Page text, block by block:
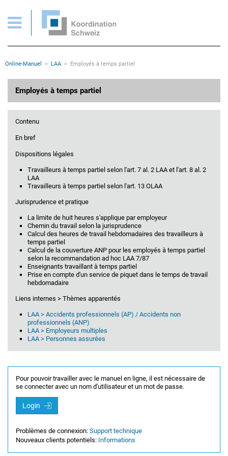
Pages importantes
Page d'accueil
Contenu
Plan du site
Rootline
Online-Manuel LAA Employés à temps partiel
Employés à temps partiel
Contenu
En bref
Dispositions légales
Travailleurs à temps partiel selon l'art. 7 al. 2 LAA et l'art. 8 al. 2
LAA
Travailleurs à temps partiel selon l'art. 13 OLAA
Jurisprudence et pratique
La limite de huit heures s'applique par employeur
Chemin du travail selon la jurisprudence
Calcul des heures de travail hebdomadaires des travailleurs à
temps partiel
Calcul de la couverture ANP pour les employés à temps partiel
selon la recommandation ad hoc LAA 7/87
Enseignants travaillant à temps partiel
Prise en compte d'un service de piquet dans le temps de travail
hebdomadaire
Liens internes > Thèmes apparentés
LAA > Accidents professionnels (AP) / Accidents non
professionnels (ANP)
LAA > Employeurs multiples
LAA > Personnes assurées
Pour pouvoir travailler avec le manuel en ligne, il est nécessaire de
se connecter avec un nom d'utilisateur et un mot de passe.
Login
Problèmes de connexion: Support technique
Nouveaux clients potentiels: Informations